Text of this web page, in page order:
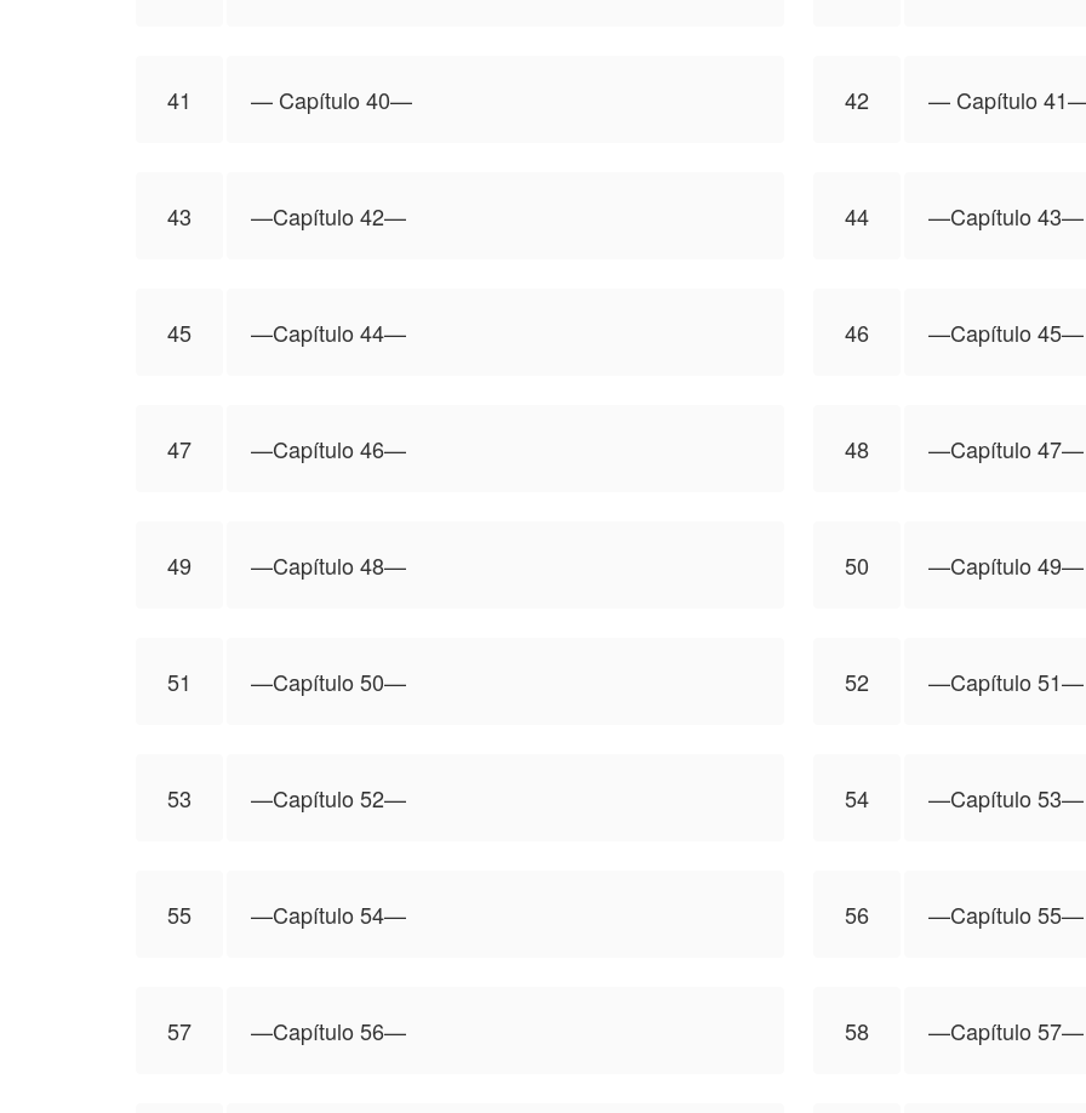
41 —⁠ Capítulo 40—⁠ 42 —⁠ Capítulo
43 —Capítulo 42— 44 —Capítulo 43—
45 —Capítulo 44— 46 —Capítulo 45—
47 —Capítulo 46— 48 —Capítulo 47—
49 —Capítulo 48— 50 —Capítulo 49—
51 —Capítulo 50— 52 —Capítulo 51—
53 —Capítulo 52— 54 —Capítulo 53—
55 —Capítulo 54— 56 —Capítulo 55—
57 —Capítulo 56— 58 —Capítulo 57—